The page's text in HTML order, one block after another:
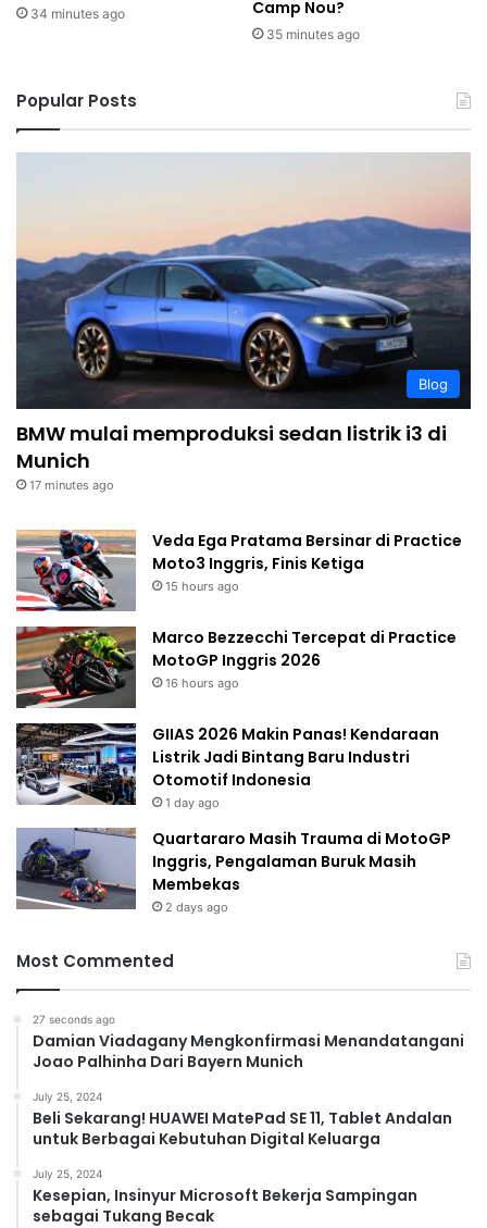
34 minutes ago Camp Nou?
35 minutes ago
Popular Posts
Blog
BMW mulai memproduksi sedan listrik i3 di
Munich
17 minutes ago
Veda Ega Pratama Bersinar di Practice
Moto3 Inggris, Finis Ketiga
15 hours ago
Marco Bezzecchi Tercepat di Practice
MotoGP Inggris 2026
16 hours ago
GIIAS 2026 Makin Panas! Kendaraan
Listrik Jadi Bintang Baru Industri
Otomotif Indonesia
1 day ago
Quartararo Masih Trauma di MotoGP
Inggris, Pengalaman Buruk Masih
Membekas
2 days ago
Most Commented
27 seconds ago
Damian Viadagany Mengkonfirmasi Menandatangani
Joao Palhinha Dari Bayern Munich
July 25, 2024
Beli Sekarang! HUAWEI MatePad SE 11, Tablet Andalan
untuk Berbagai Kebutuhan Digital Keluarga
July 25, 2024
Kesepian, Insinyur Microsoft Bekerja Sampingan
sebagai Tukang Becak